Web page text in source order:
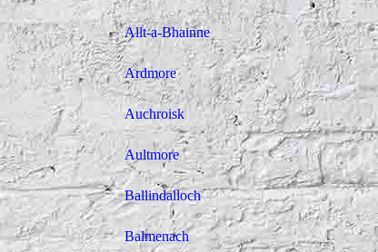
Allt-a-Bhainne
Ardmore
Auchroisk
Aultmore
Ballindalloch
Balmenach